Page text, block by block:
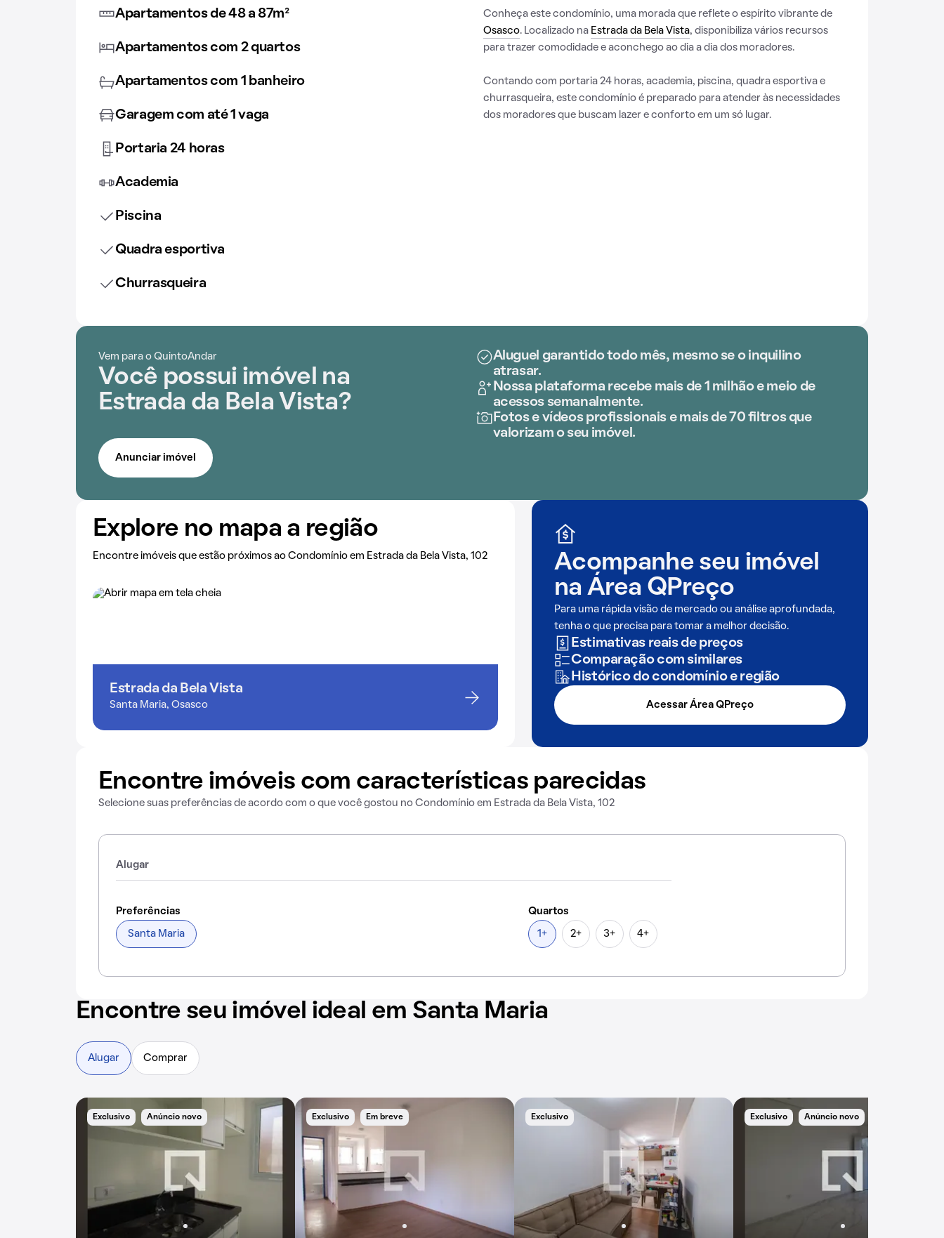
Apartamentos de 48 a 87m²
Apartamentos com 2 quartos
Apartamentos com 1 banheiro
Garagem com até 1 vaga
Portaria 24 horas
Academia
Piscina
Quadra esportiva
Churrasqueira
Conheça este condomínio, uma morada que reflete o espírito vibrante de
Osasco. Localizado na Estrada da Bela Vista, disponibiliza vários recursos
para trazer comodidade e aconchego ao dia a dia dos moradores.
Contando com portaria 24 horas, academia, piscina, quadra esportiva e
churrasqueira, este condomínio é preparado para atender às necessidades
dos moradores que buscam lazer e conforto em um só lugar.
Vem para o QuintoAndar
Você possui imóvel na
Estrada da Bela Vista?
Aluguel garantido todo mês, mesmo se o inquilino
atrasar.
Nossa plataforma recebe mais de 1 milhão e meio de
acessos semanalmente.
Fotos e vídeos profissionais e mais de 70 filtros que
valorizam o seu imóvel.
Anunciar imóvel
Explore no mapa a região
Encontre imóveis que estão próximos ao Condomínio em Estrada da Bela Vista, 102
Estrada da Bela Vista
Santa Maria, Osasco
Acompanhe seu imóvel
naÁrea QPreço
Para uma rápida visão de mercado ou análise aprofundada,
tenha o que precisa para tomar a melhor decisão.
Estimativas reais de preços
Comparação com similares
Histórico do condomínio e região
Acessar Área QPreço
Encontre imóveis com características parecidas
Selecione suas preferências de acordo com o que você gostou no Condomínio em Estrada da Bela Vista, 102
Alugar
Preferências
Santa Maria
Quartos
1+ 2+ 3+ 4+
Encontre seu imóvel ideal em Santa Maria
Exclusivo Anúncio novo Exclusivo Em breve Exclusivo Exclusivo Anúncio novo
Alugar Comprar